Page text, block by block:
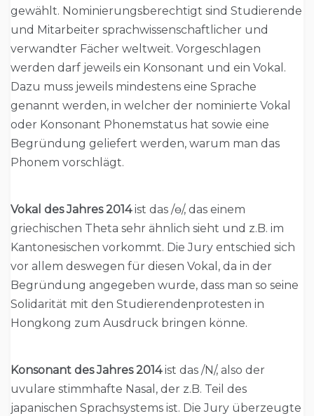
gewählt. Nominierungsberechtigt sind Studierende
und Mitarbeiter sprachwissenschaftlicher und
verwandter Fächer weltweit. Vorgeschlagen
werden darf jeweils ein Konsonant und ein Vokal.
Dazu muss jeweils mindestens eine Sprache
genannt werden, in welcher der nominierte Vokal
oder Konsonant Phonemstatus hat sowie eine
Begründung geliefert werden, warum man das
Phonem vorschlägt.
Vokal des Jahres 2014ist das /ɵ/, das einem
griechischen Theta sehr ähnlich sieht und z.B. im
Kantonesischen vorkommt. Die Jury entschied sich
vor allem deswegen für diesen Vokal, da in der
Begründung angegeben wurde, dass man so seine
Solidarität mit den Studierendenprotesten in
Hongkong zum Ausdruck bringen könne.
Konsonant des Jahres 2014ist das /N/, also der
uvulare stimmhafte Nasal, der z.B. Teil des
japanischen Sprachsystems ist. Die Jury überzeugte